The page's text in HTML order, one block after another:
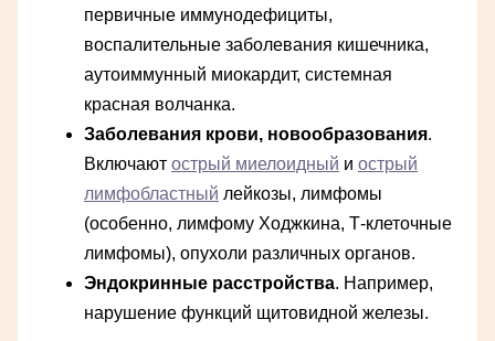
первичные иммунодефициты,
воспалительные заболевания кишечника,
аутоиммунный миокардит, системная
красная волчанка.
Заболевания крови, новообразования.
Включают острый миелоидный и острый
лимфобластный лейкозы, лимфомы
(особенно, лимфому Ходжкина, Т-клеточные
лимфомы), опухоли различных органов.
Эндокринные расстройства. Например,
нарушение функций щитовидной железы.